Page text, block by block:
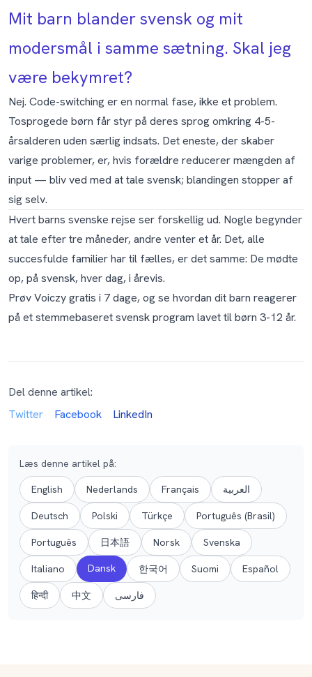
Mit barn blander svensk og mit
modersmål i samme sætning. Skal jeg
være bekymret?
Nej. Code-switching er en normal fase, ikke et problem.
Tosprogede børn får styr på deres sprog omkring 4-5-
årsalderen uden særlig indsats. Det eneste, der skaber
varige problemer, er, hvis forældre reducerer mængden af
input — bliv ved med at tale svensk; blandingen stopper af
sig selv.
Hvert barns svenske rejse ser forskellig ud. Nogle begynder
at tale efter tre måneder, andre venter et år. Det, alle
succesfulde familier har til fælles, er det samme: De mødte
op, på svensk, hver dag, i årevis.
Prøv Voiczy gratis i 7 dage, og se hvordan dit barn reagerer
på et stemmebaseret svensk program lavet til børn 3-12 år.
Del denne artikel:
Twitter
Facebook LinkedIn
Læs denne artikel på:
English Nederlands Français العربية
Deutsch Polski Türkçe Português (Brasil)
Português 日本語 Norsk Svenska
Italiano Dansk 한국어 Suomi Español
हिन्दी 中文 فارسی